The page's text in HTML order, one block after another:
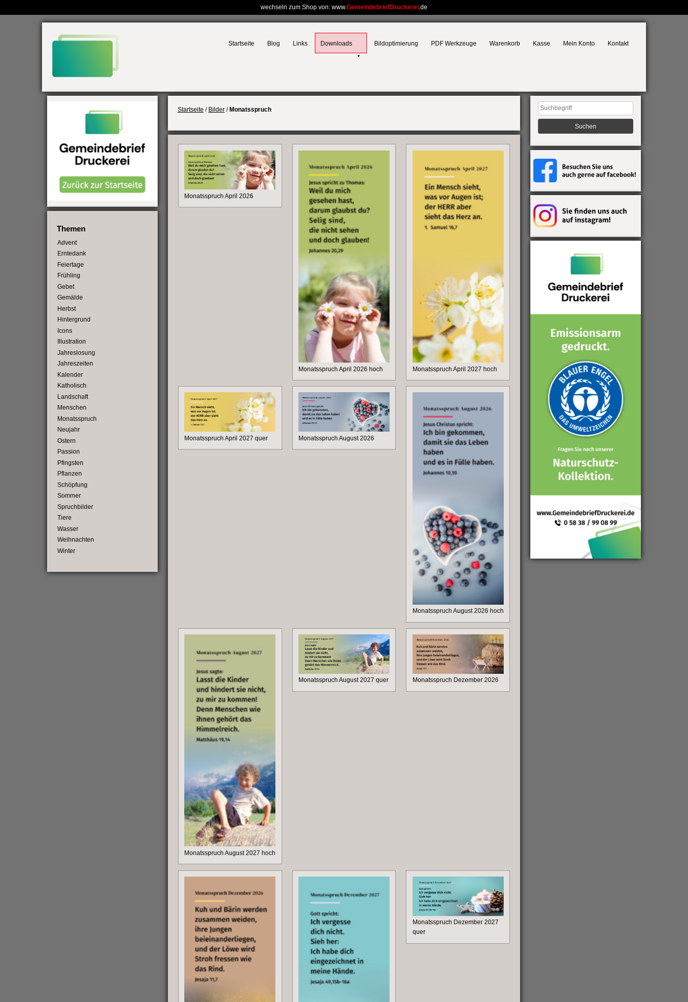
wechseln zum Shop von: www.GemeindebriefDruckerei.de
Startseite Blog Links Downloads Bildoptimierung PDF Werkzeuge Warenkorb Kasse Mein Konto Kontakt
Startseite / Bilder/ Monatsspruch
Monatsspruch April 2026
Monatsspruch April 2026 hoch Monatsspruch April 2027 hoch
Monatsspruch April 2027 quer Monatsspruch August 2026
Monatsspruch August 2026 hoch
Monatsspruch August 2027 hoch
Monatsspruch August 2027 quer Monatsspruch Dezember 2026
Monatsspruch Dezember 2027
quer
Themen
Advent
Erntedank
Feiertage
Frühling
Gebet
Gemälde
Herbst
Hintergrund
Icons
Illustration
Jahreslosung
Jahreszeiten
Kalender
Katholisch
Landschaft
Menschen
Monatsspruch
Neujahr
Ostern
Passion
Pfingsten
Pflanzen
Schöpfung
Sommer
Spruchbilder
Tiere
Wasser
Weihnachten
Winter
Suchen
nach: